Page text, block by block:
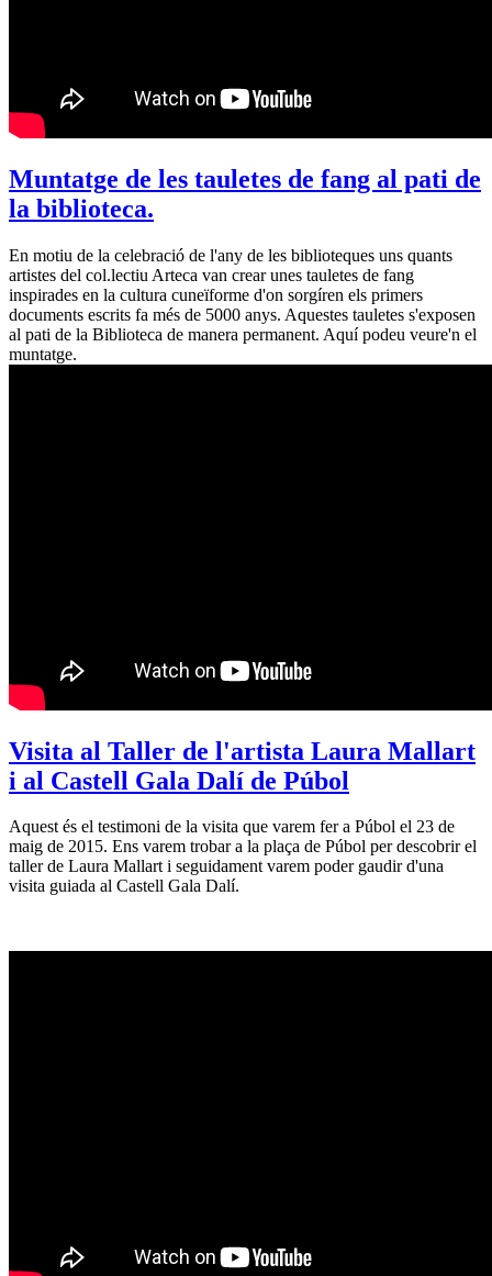
Muntatge de les tauletes de fang al pati de
la biblioteca.
En motiu de la celebració de l'any de les biblioteques uns quants
artistes del col.lectiu Arteca van crear unes tauletes de fang
inspirades en la cultura cuneïforme d'on sorgíren els primers
documents escrits fa més de 5000 anys. Aquestes tauletes s'exposen
al pati de la Biblioteca de manera permanent. Aquí podeu veure'n el
muntatge.
Visita al Taller de l'artista Laura Mallart
i al Castell Gala Dalí de Púbol
Aquest és el testimoni de la visita que varem fer a Púbol el 23 de
maig de 2015. Ens varem trobar a la plaça de Púbol per descobrir el
taller de Laura Mallart i seguidament varem poder gaudir d'una
visita guiada al Castell Gala Dalí.